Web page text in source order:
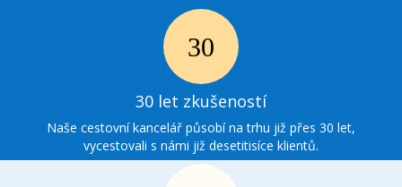
30 Ikonka
zkušenosti
30 let zkušeností
Naše cestovní kancelář působí na trhu již přes 30 let,
vycestovali s námi již desetitisíce klientů.